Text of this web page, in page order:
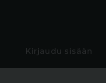
Kirjaudu sisään